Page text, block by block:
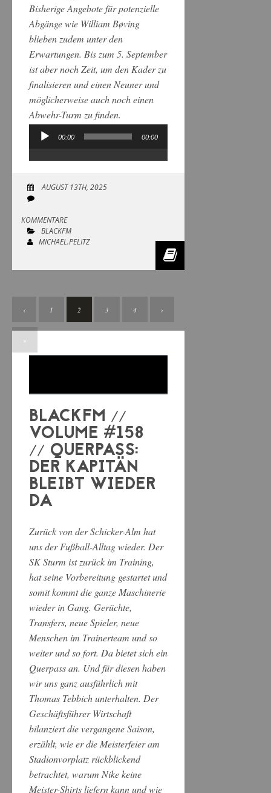
Bisherige Angebote für potenzielle
Abgänge wie William Bøving
blieben zudem unter den
Erwartungen. Bis zum 5. September
ist aber noch Zeit, um den Kader zu
finalisieren und einen Neuner und
möglicherweise auch noch einen
Abwehr-Turm zu finden.
Audio-
00:00 00:00
AUGUST 13TH, 2025
KOMMENTARE
BLACKFM
MICHAEL.PELITZ
‹ 1 2 3 4 ›
»
BLACKFM //
VOLUME #158
// QUERPASS:
DER KAPITÄN
BLEIBT WIEDER
DA
Zurück von der Schicker-Alm hat
uns der Fußball-Alltag wieder. Der
SK Sturm ist zurück im Training,
hat seine Vorbereitung gestartet und
somit kommt die ganze Maschinerie
wieder in Gang. Gerüchte,
Transfers, neue Spieler, neue
Menschen im Trainerteam und so
weiter und so fort. Da bietet sich ein
Querpass an. Und für diesen haben
wir uns ganz ausführlich mit
Thomas Tebbich unterhalten. Der
Geschäftsführer Wirtschaft
bilanziert die vergangene Saison,
erzählt, wieer die Meisterfeier am
Stadionvorplatz rückblickend
betrachtet, warum Nike keine
Meister-Shirts liefern kann und wie